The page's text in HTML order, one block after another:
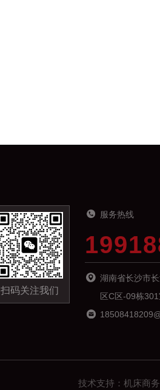
扫码关注我们
服务热线
湖南省长沙市
区C区-09栋301
技术支持： 机床商